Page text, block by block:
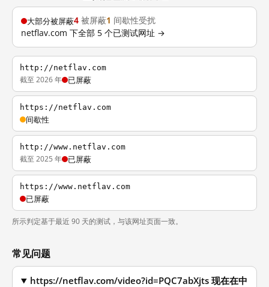
大部分被屏蔽4 被屏蔽1 间歇性受扰
netflav.com 下全部 5 个已测试网址 →
http://netflav.com
截至 2026 年 已屏蔽
https://netflav.com
间歇性
http://www.netflav.com
截至 2025 年 已屏蔽
https://www.netflav.com
已屏蔽
所示判定基于最近 90 天的测试，与该网址页面一致。
常见问题
https://netflav.com/video?id=PQC7abXjts 现在在中